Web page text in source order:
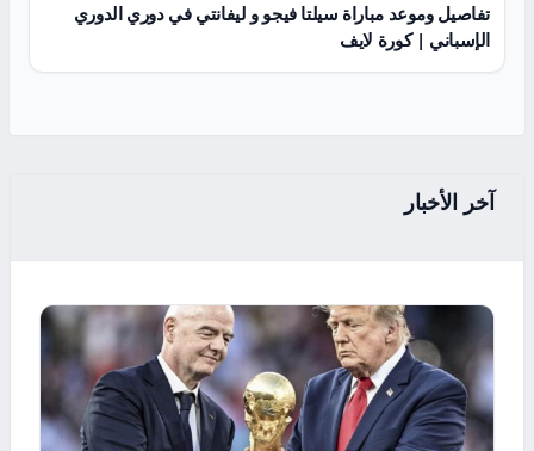
تفاصيل وموعد مباراة سيلتا فيجو و ليفانتي في دوري الدوري
الإسباني | كورة لايف
آخر الأخبار